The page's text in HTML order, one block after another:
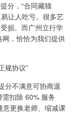
分，“合同藏猫
易让人吃亏。很多艺
损。而广州立行学
网，恰恰为我们提供
规协议”
分不满意可协商退
需扣除 60% 服务
意更换老师、缩减课